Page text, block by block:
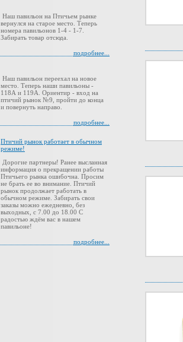
Наш павильон на Птичьем рынке
вернулся на старое место. Теперь
номера павильонов 1-4 - 1-7.
Забирать товар отсюда.
подробнее...
Наш павильон переехал на новое
место. Теперь наши павильоны -
118А и 119А. Ориентир - вход на
птичий рынок №9, пройти до конца
и повернуть направо.
подробнее...
Птичий рынок работает в обычном
режиме!
Дорогие партнеры! Ранее высланная
информация о прекращении работы
Птичьего рынка ошибочна. Просим
не брать ее во внимание. Птичий
рынок продолжает работать в
обычном режиме. Забирать свои
заказы можно ежедневно, без
выходных, с 7.00 до 18.00 С
радостью ждём вас в нашем
павильоне!
подробнее...